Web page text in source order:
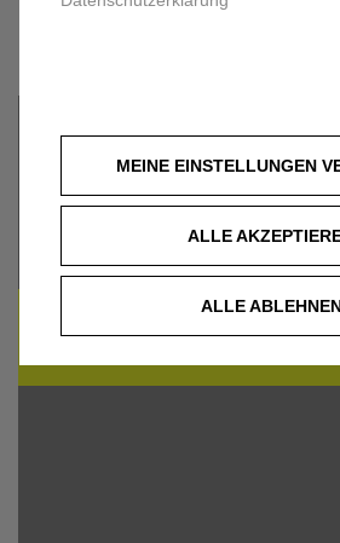
GMBH,
UM DIESE GOOGLE MAPS-KARTE
AKZEPTIEREN SIE BITTE DIE FÜR
MEINE EINSTELLUNGEN
ALLE
ALLE